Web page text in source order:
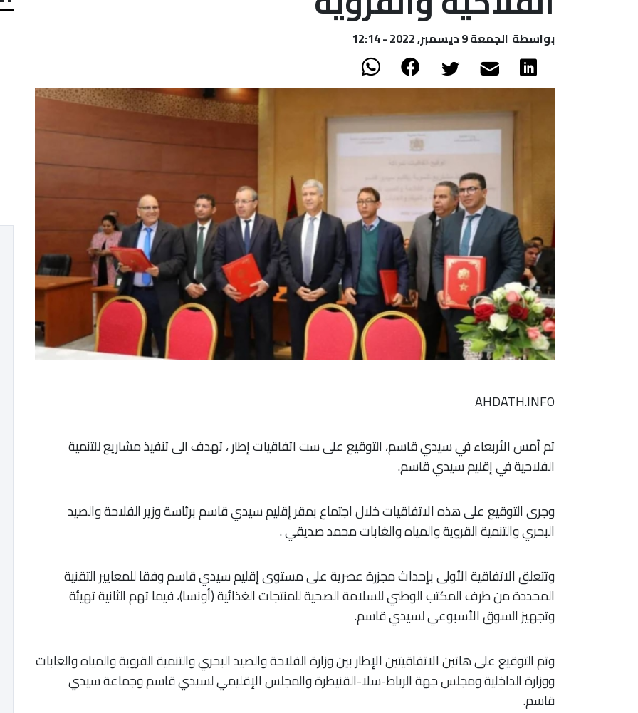
بواسطة الجمعة 9 ديسمبر, 2022 - 12:14
AHDATH.INFO
تم أمس الأربعاء في سيدي قاسم، التوقيع على ست اتفاقيات إطار ، تهدف الى تنفيذ مشاريع للتنمية
الفلاحية في إقليم سيدي قاسم.
وجرى التوقيع على هذه الاتفاقيات خلال اجتماع بمقر إقليم سيدي قاسم برئاسة وزير الفلاحة والصيد
البحري والتنمية القروية والمياه والغابات محمد صديقي .
وتتعلق الاتفاقية الأولى بإحداث مجزرة عصرية على مستوى إقليم سيدي قاسم وفقا للمعايير التقنية
المحددة من طرف المكتب الوطني للسلامة الصحية للمنتجات الغذائية (أونسا)، فيما تهم الثانية تهيئة
وتجهيز السوق الأسبوعي لسيدي قاسم.
وتم التوقيع على هاتين الاتفاقيتين الإطار بين وزارة الفلاحة والصيد البحري والتنمية القروية والمياه والغابات
ووزارة الداخلية ومجلس جهة الرباط-سلا-القنيطرة والمجلس الإقليمي لسيدي قاسم وجماعة سيدي
قاسم.